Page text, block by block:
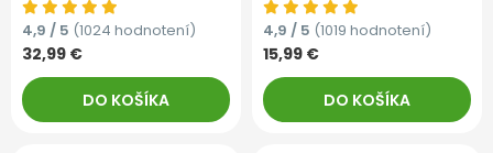
4,9 / 5 (1024 hodnotení)
32,99 €
DO KOŠÍKA
4,9 / 5 (1019 hodnotení)
15,99 €
DO KOŠÍKA